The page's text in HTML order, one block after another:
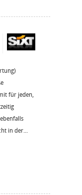
für jeden,
in der...